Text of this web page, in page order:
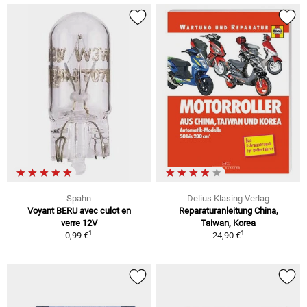
Spahn
Voyant BERU avec culot en
verre 12V
0,99 €1
Delius Klasing Verlag
Reparaturanleitung China,
Taiwan, Korea
24,90 €1